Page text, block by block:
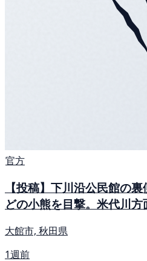
官方
【投稿】下川沿公民館の
どの小熊を目撃。米代川方
大館市, 秋田県
1週前